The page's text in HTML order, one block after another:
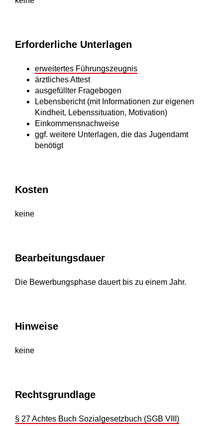
Erforderliche Unterlagen
erweitertes Führungszeugnis
ärztliches Attest
ausgefüllter Fragebogen
Lebensbericht (mit Informationen zur eigenen
Kindheit, Lebenssituation, Motivation)
Einkommensnachweise
ggf. weitere Unterlagen, die das Jugendamt
benötigt
Kosten
keine
Bearbeitungsdauer
Die Bewerbungsphase dauert bis zu einem Jahr.
Hinweise
keine
Rechtsgrundlage
§ 27 Achtes Buch Sozialgesetzbuch (SGB VIII)